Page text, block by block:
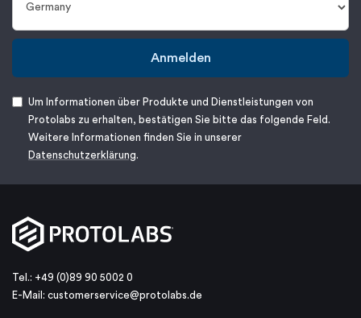
Anmelden
Um Informationen über Produkte und Dienstleistungen von
Protolabs zu erhalten, bestätigen Sie bitte das folgende Feld.
Weitere Informationen finden Sie in unserer
Datenschutzerklärung.
Tel.: +49 (0)89 90 5002 0
E-Mail: customerservice@protolabs.de